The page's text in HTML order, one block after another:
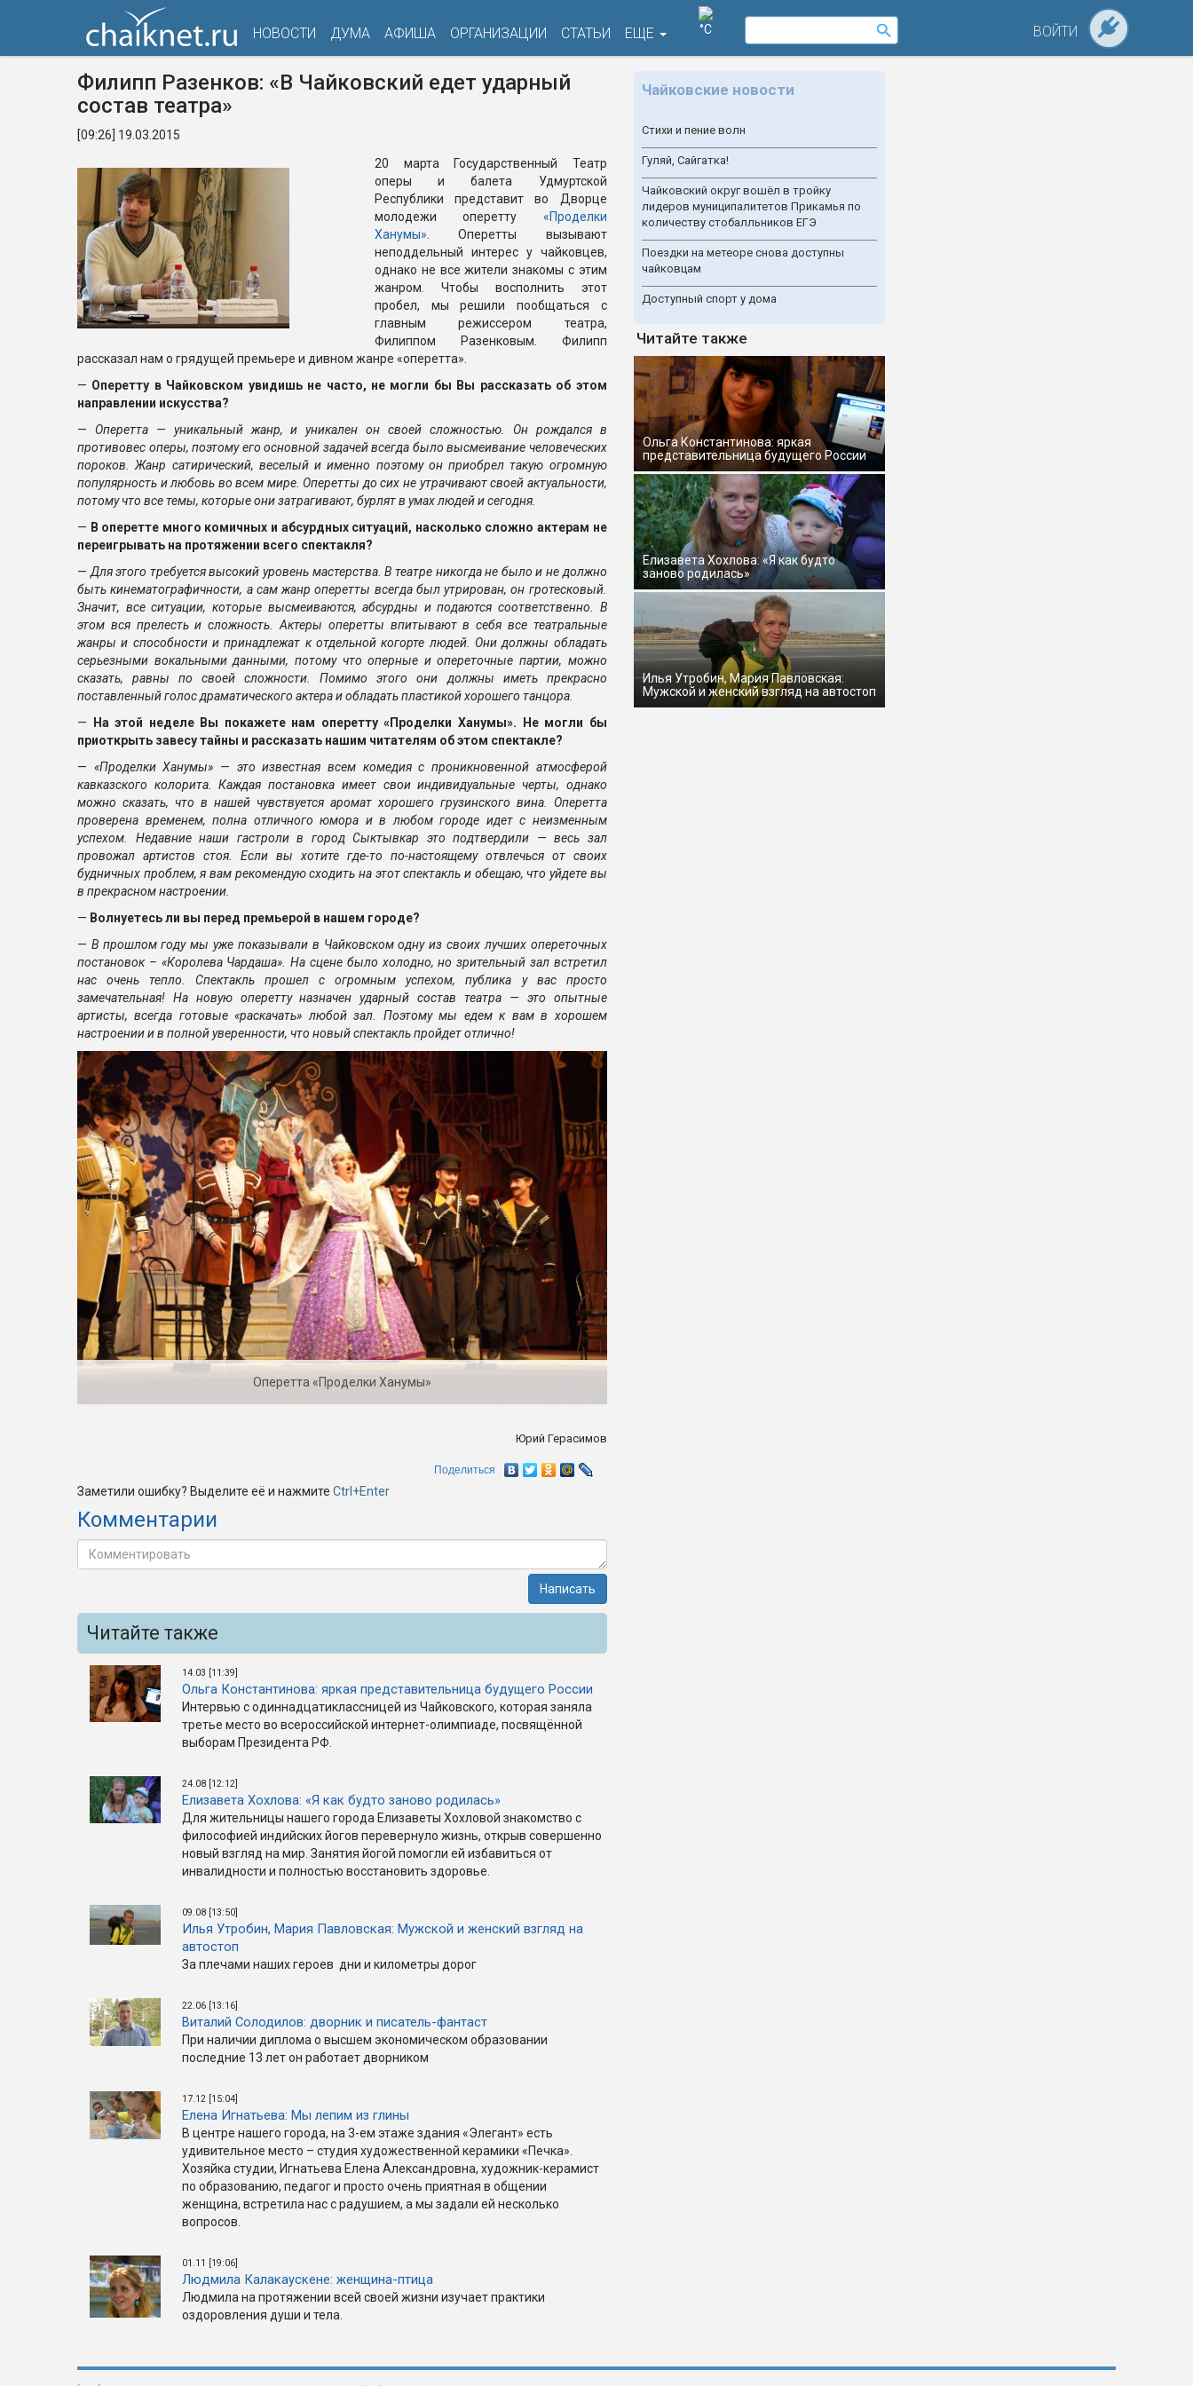
НОВОСТИ ДУМА АФИША ОРГАНИЗАЦИИ СТАТЬИ ЕЩЕ °C ВОЙТИ
Филипп Разенков: «В Чайковский едет ударный
состав театра»
[09:26] 19.03.2015
20 марта Государственный Театр
оперы и балета Удмуртской
Республики представит во Дворце
молодежи оперетту «Проделки
Ханумы» . Оперетты вызывают
неподдельный интерес у чайковцев,
однако не все жители знакомы с этим
жанром. Чтобы восполнить этот
пробел, мы решили пообщаться с
главным режиссером театра,
Филиппом Разенковым. Филипп
рассказал нам о грядущей премьере и дивном жанре «оперетта».
— Оперетту в Чайковском увидишь не часто, не могли бы Вы рассказать об этом
направлении искусства?
— Оперетта — уникальный жанр, и уникален он своей сложностью. Он рождался в
противовес оперы, поэтому его основной задачей всегда было высмеивание человеческих
пороков. Жанр сатирический, веселый и именно поэтому он приобрел такую огромную
популярность и любовь во всем мире. Оперетты до сих не утрачивают своей актуальности,
потому что все темы, которые они затрагивают, бурлят в умах людей и сегодня.
— В оперетте много комичных и абсурдных ситуаций, насколько сложно актерам не
переигрывать на протяжении всего спектакля?
— Для этого требуется высокий уровень мастерства. В театре никогда не было и не должно
быть кинематографичности, а сам жанр оперетты всегда был утрирован, он гротесковый.
Значит, все ситуации, которые высмеиваются, абсурдны и подаются соответственно. В
этом вся прелесть и сложность. Актеры оперетты впитывают в себя все театральные
жанры и способности и принадлежат к отдельной когорте людей. Они должны обладать
серьезными вокальными данными, потому что оперные и опереточные партии, можно
сказать, равны по своей сложности. Помимо этого они должны иметь прекрасно
поставленный голос драматического актера и обладать пластикой хорошего танцора.
—
На этой неделе Вы покажете нам оперетту «Проделки Ханумы». Не могли бы
приоткрыть завесу тайны и рассказать нашим читателям об этом спектакле?
— «Проделки Ханумы» — это известная всем комедия с проникновенной атмосферой
кавказского колорита. Каждая постановка имеет свои индивидуальные черты, однако
можно сказать, что в нашей чувствуется аромат хорошего грузинского вина. Оперетта
проверена временем, полна отличного юмора и в любом городе идет с неизменным
успехом. Недавние наши гастроли в город Сыктывкар это подтвердили — весь зал
провожал артистов стоя. Если вы хотите где-то по-настоящему отвлечься от своих
будничных проблем, я вам рекомендую сходить на этот спектакль и обещаю, что уйдете вы
в прекрасном настроении.
— Волнуетесь ли вы перед премьерой в нашем городе?
— В прошлом году мы уже показывали в Чайковском одну из своих лучших опереточных
постановок – «Королева Чардаша». На сцене было холодно, но зрительный зал встретил
нас очень тепло. Спектакль прошел с огромным успехом, публика у вас просто
замечательная! На новую оперетту назначен ударный состав театра — это опытные
артисты, всегда готовые «раскачать» любой зал. Поэтому мы едем к вам в хорошем
настроении и в полной уверенности, что новый спектакль пройдет отлично!
Оперетта «Проделки Ханумы»
Юрий Герасимов
Поделиться
Заметили ошибку? Выделите её и нажмите Ctrl+Enter
Комментарии
Написать
Читайте также
14.03 [11:39]
Ольга Константинова: яркая представительница будущего России
Интервью с одиннадцатиклассницей из Чайковского, которая заняла
третье место во всероссийской интернет-олимпиаде, посвящённой
выборам Президента РФ.
24.08 [12:12]
Елизавета Хохлова: «Я как будто заново родилась»
Для жительницы нашего города Елизаветы Хохловой знакомство с
философией индийских йогов перевернуло жизнь, открыв совершенно
новый взгляд на мир. Занятия йогой помогли ей избавиться от
инвалидности и полностью восстановить здоровье.
09.08 [13:50]
Илья Утробин, Мария Павловская: Мужской и женский взгляд на
автостоп
За плечами наших героев дни и километры дорог
22.06 [13:16]
Виталий Солодилов: дворник и писатель-фантаст
При наличии диплома о высшем экономическом образовании
последние 13 лет он работает дворником
17.12 [15:04]
Елена Игнатьева: Мы лепим из глины
В центре нашего города, на 3-ем этаже здания «Элегант» есть
удивительное место – студия художественной керамики «Печка».
Хозяйка студии, Игнатьева Елена Александровна, художник-керамист
по образованию, педагог и просто очень приятная в общении
женщина, встретила нас с радушием, а мы задали ей несколько
вопросов.
01.11 [19:06]
Людмила Калакаускене: женщина-птица
Людмила на протяжении всей своей жизни изучает практики
оздоровления души и тела.
Чайковские новости
Стихи и пение волн
Гуляй, Сайгатка!
Чайковский округ вошёл в тройку
лидеров муниципалитетов Прикамья по
количеству стобалльников ЕГЭ
Поездки на метеоре снова доступны
чайковцам
Доступный спорт у дома
Читайте также
Ольга Константинова: яркая
представительница будущего России
Елизавета Хохлова: «Я как будто
заново родилась»
Илья Утробин, Мария Павловская:
Мужской и женский взгляд на автостоп